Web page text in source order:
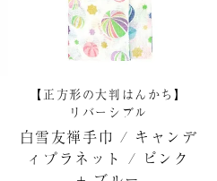
【正方形の大判はんかち】
リバーシブル
白雪友禅手巾 / キャンデ
ィプラネット / ピンク